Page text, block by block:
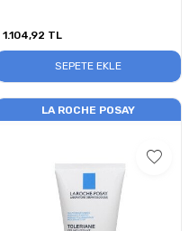
1.104,92 TL
SEPETE EKLE
LA ROCHE POSAY